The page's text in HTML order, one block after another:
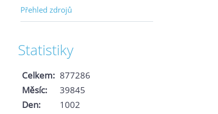
Přehled zdrojů
Statistiky
Celkem: 877286
Měsíc:
39845
Den:
1002